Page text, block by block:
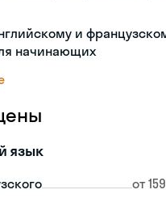
и
начинающих
язык
от